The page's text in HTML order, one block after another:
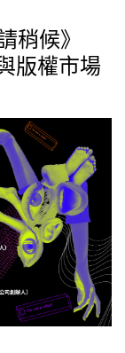
稍候》
版權市場